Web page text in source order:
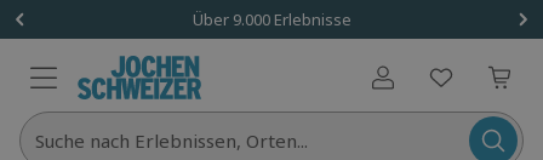
Über 9.000 Erlebnisse
Benutzerkonto
Suche nach Erlebnissen, Orten...